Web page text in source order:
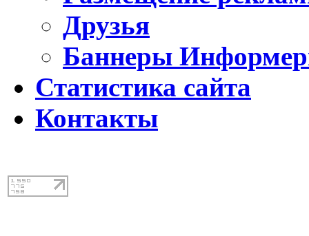
Друзья
Баннеры
Статистика сайта
Контакты